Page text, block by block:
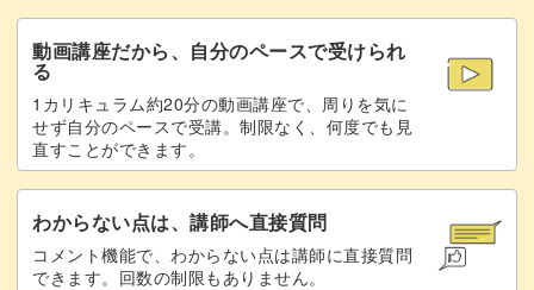
動画講座だから、自分のペースで受けられ
る
1カリキュラム約20分の動画講座で、周りを気に
せず自分のペースで受講。制限なく、何度でも見
直すことができます。
わからない点は、講師へ直接質問
コメント機能で、わからない点は講師に直接質問
できます。回数の制限もありません。